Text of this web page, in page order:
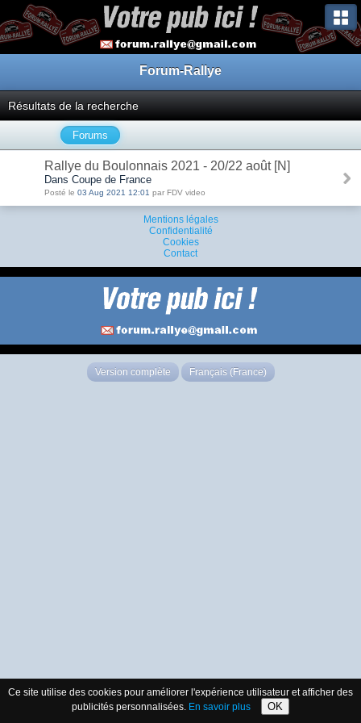
Forum-Rallye
Résultats de la recherche
Forums
Rallye du Boulonnais 2021 - 20/22 août [N]
Dans Coupe de France
Posté le 03 Aug 2021 12:01 par FDV video
Mentions légales
Confidentialité
Cookies
Contact
Version complète Français (France)
Ce site utilise des cookies pour améliorer l'expérience utilisateur et afficher des
publicités personnalisées. En savoir plus OK